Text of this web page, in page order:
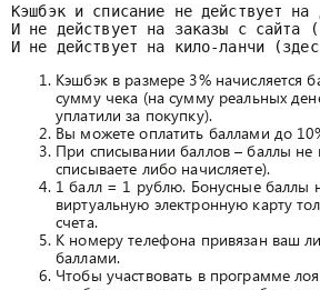
Кэшбэк и списание не действует
И не действует на заказы с сайта
Кэшбэк в размере 3% начисляется
сумму чека (на сумму реальных
уплатили за покупку).
Вы можете оплатить баллами до
При списывании баллов – баллы не
списываете либо начисляете).
1 балл = 1 рублю. Бонусные баллы
виртуальную электронную карту
счета.
К номеру телефона привязан ваш
баллами.
Чтобы участвовать в программе